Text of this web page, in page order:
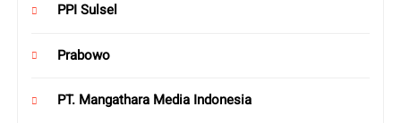
PPI Sulsel
Prabowo
PT. Mangathara Media Indonesia